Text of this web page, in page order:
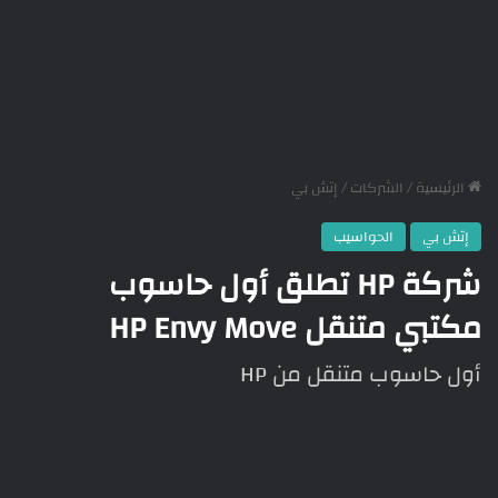
الرئيسية/ الشركات/إتش بي
إتش بي
الحواسيب
شركة HP تطلق أول حاسوب
مكتبي متنقل HP Envy Move
أول حاسوب متنقل من HP